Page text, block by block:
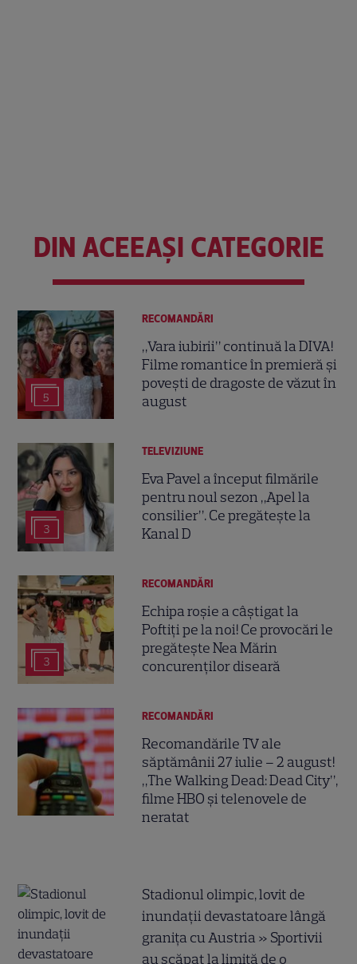
DIN ACEEAȘI CATEGORIE
5
RECOMANDĂRI
„Vara iubirii” continuă la DIVA!
Filme romantice în premieră și
povești de dragoste de văzut în
august
3
TELEVIZIUNE
Eva Pavel a început filmările
pentru noul sezon „Apel la
consilier”. Ce pregătește la
Kanal D
3
RECOMANDĂRI
Echipa roșie a câștigat la
Poftiți pe la noi! Ce provocări le
pregătește Nea Mărin
concurenților diseară
RECOMANDĂRI
Recomandările TV ale
săptămânii 27 iulie – 2 august!
„The Walking Dead: Dead City”,
filme HBO și telenovele de
neratat
Stadionul olimpic, lovit de
inundații devastatoare lângă
granița cu Austria » Sportivii
au scăpat la limită de o